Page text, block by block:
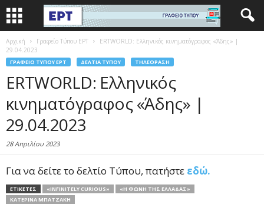
Αρχική Γραφείο Τύπου ΕΡΤ
ERTWORLD: Ελληνικός κινηματόγραφος «Άδης» |
29.04.2023
ΓΡΑΦΕΊΟ ΤΎΠΟΥ ΕΡΤ ΔΕΛΤΊΑ ΤΎΠΟΥ ΤΗΛΕΌΡΑΣΗ
ERTWORLD: Ελληνικός
κινηματόγραφος «Άδης» |
29.04.2023
28 Απριλίου 2023
Για να δείτε το δελτίο Τύπου, πατήστε εδώ.
ΕΤΙΚΕΤΕΣ «INFINITELY CURIOUS»
«Η ΦΩΝΉ ΤΗΣ ΕΛΛΆΔΑΣ»
ΚΑΤΕΡΊΝΑ ΜΠΑΤΖΆΚΗ